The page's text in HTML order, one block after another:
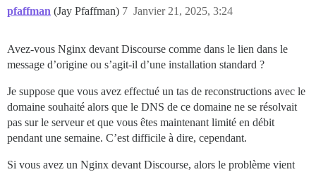
pfaffman (Jay Pfaffman) Janvier 21, 2025, 3:24
7
Avez-vous Nginx devant Discourse comme dans le lien dans le
message d’origine ou s’agit-il d’une installation standard ?
Je suppose que vous avez effectué un tas de reconstructions avec le
domaine souhaité alors que le DNS de ce domaine ne se résolvait
pas sur le serveur et que vous êtes maintenant limité en débit
pendant une semaine. C’est difficile à dire, cependant.
Si vous avez un Nginx devant Discourse, alors le problème vient